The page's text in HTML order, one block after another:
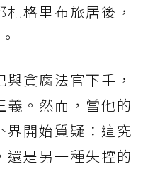
揚私刑暴力與仇恨對
從《以你的名字呼喚
迪勒加入！飾演追捕
格里布旅居後，
貪腐法官下手，
義。然而，當他的
界開始質疑：這究
還是另一種失控的